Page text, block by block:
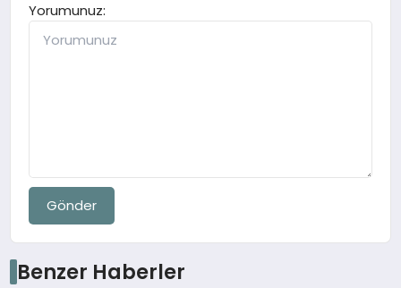
Yorumunuz:
Gönder
Benzer Haberler